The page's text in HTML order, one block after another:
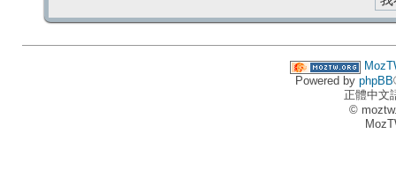
Powered by phpBB
正體中文
©